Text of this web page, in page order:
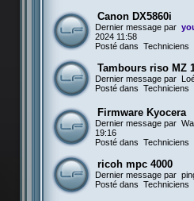
Canon DX5860i
Dernier message par
2024 11:58
Posté dans Techniciens
Tambours riso MZ
Dernier message par
Posté dans Techniciens
Firmware Kyocera
Dernier message par
19:16
Posté dans Techniciens
ricoh mpc 4000
Dernier message par
Posté dans Techniciens